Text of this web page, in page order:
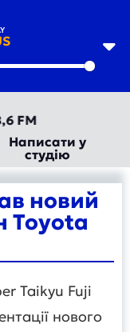
Написати у
студію
новий
Toyota
Taikyu Fuji
нового